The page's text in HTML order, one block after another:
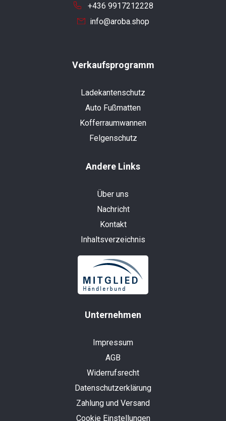
+436 9917212228
info@aroba.shop
Verkaufsprogramm
Ladekantenschutz
Auto Fußmatten
Kofferraumwannen
Felgenschutz
Andere Links
Über uns
Nachricht
Kontakt
Inhaltsverzeichnis
Unternehmen
Impressum
AGB
Widerrufsrecht
Datenschutzerklärung
Zahlung und Versand
Cookie Einstellungen